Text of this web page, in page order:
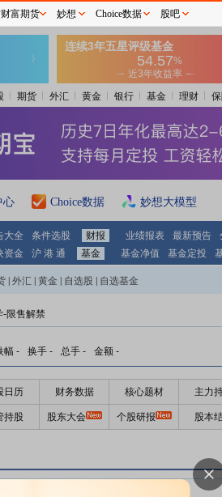
期货 外汇 黄金 银行 基金 理财
心 Choice数据 妙想大模型
大全 条件选股 财报 业绩报表 最新预告
资金 沪 港 通 基金 基金净值 基金定投
外汇 黄金 自选股 自选基金
-限售解禁
幅 - 换手 - 总手 - 金额 -
日历 财务数据 核心题材 主力
持股 股东大会 个股研报 股本
富期货 妙想 Choice数据 股吧